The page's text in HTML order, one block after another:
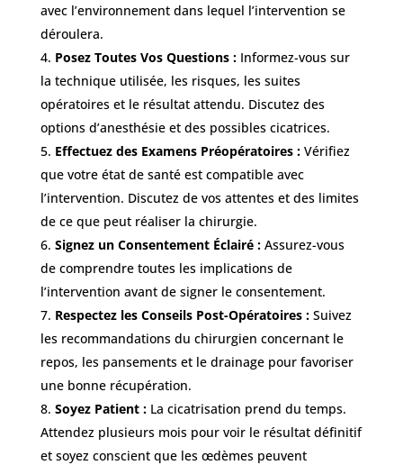
avec l’environnement dans lequel l’intervention se
déroulera.
Posez Toutes Vos Questions :Informez-vous sur
la technique utilisée, les risques, les suites
opératoires et le résultat attendu. Discutez des
options d’anesthésie et des possibles cicatrices.
Effectuez des Examens Préopératoires :Vérifiez
que votre état de santé est compatible avec
l’intervention. Discutez de vos attentes et des limites
de ce que peut réaliser la chirurgie.
Signez un Consentement Éclairé :Assurez-vous
de comprendre toutes les implications de
l’intervention avant de signer le consentement.
Respectez les Conseils Post-Opératoires :Suivez
les recommandations du chirurgien concernant le
repos, les pansements et le drainage pour favoriser
une bonne récupération.
Soyez Patient :La cicatrisation prend du temps.
Attendez plusieurs mois pour voir le résultat définitif
et soyez conscient que les œdèmes peuvent